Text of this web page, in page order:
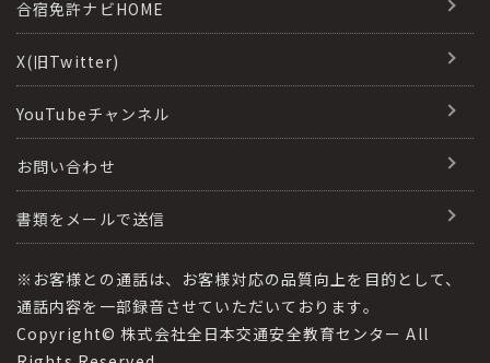
格安シーズン料金
出発地別おすすめ校
こだわり、テーマから探す
360度パノラマ教習所
教育訓練給付金制度
合宿免許の入校までの流れ
合宿免許での免許取得の流れ
運転免許別モデルスケジュール
保護者の方へ
合宿に関わる料金について
合宿費用のお支払いについて
免許取消・失効による再取得
冬・雪国の合宿免許は大丈夫？
みんなが選んだ合宿免許の条件
大型免許体験記
全国の運転免許試験場(免許センター)
本免学科試験問題に挑戦
会社情報・代表メッセージ
会社概要
会社沿革・歴史
特定商取引法に基づく表記
運転者適性診断
合宿免許ナビHOME
X(旧Twitter)
YouTubeチャンネル
お問い合わせ
書類をメールで送信
※お客様との通話は、お客様対応の品質向上を目的として、
通話内容を一部録音させていただいております。
Copyright© 株式会社全日本交通安全教育センター All